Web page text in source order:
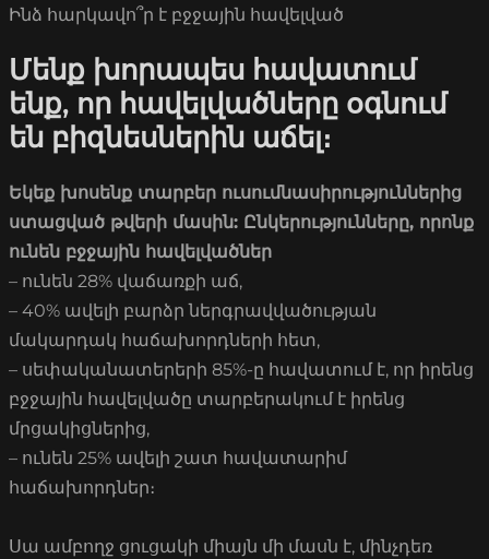
Ինձ հարկավո՞ր է բջջային հավելված
Մենք խորապես հավատում
ենք, որ հավելվածները օգնում
են բիզնեսներին աճել։
Եկեք խոսենք տարբեր ուսումնասիրություններից
ստացված թվերի մասին: Ընկերությունները, որոնք
ունեն բջջային հավելվածներ
– ունեն 28% վաճառքի աճ,
– 40% ավելի բարձր ներգրավվածության
մակարդակ հաճախորդների հետ,
– սեփականատերերի 85%-ը հավատում է, որ իրենց
բջջային հավելվածը տարբերակում է իրենց
մրցակիցներից,
– ունեն 25% ավելի շատ հավատարիմ
հաճախորդներ։
Սա ամբողջ ցուցակի միայն մի մասն է, մինչդեռ